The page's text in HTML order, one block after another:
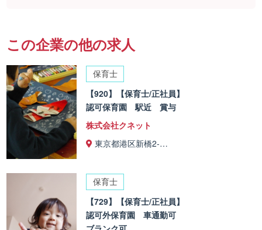
この企業の他の求人
保育士
【920】【保育士/正社員】
認可保育園 駅近 賞与
株式会社クネット
東京都港区新橋2-…
保育士
【729】【保育士/正社員】
認可外保育園 車通勤可